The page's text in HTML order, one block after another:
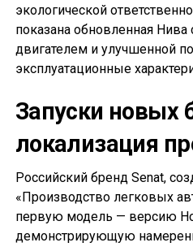
экологической
показана обновленная
двигателем и улучшенной
эксплуатационные
Запуски новых
локализация
Российский бренд Senat,
«Производство легковых
первую модель — версию
демонстрирующую